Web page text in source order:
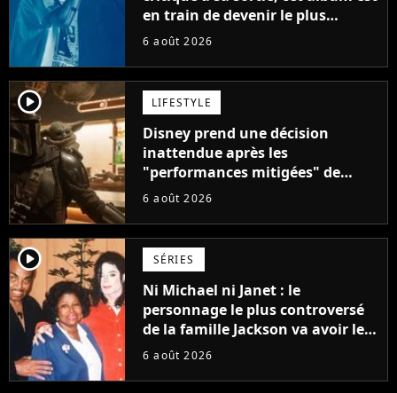
en train de devenir le plus
populaire de son auteur
6 août 2026
player2 LIFESTYLE
Disney prend une décision
inattendue après les
"performances mitigées" de
Vaiana et The Mandalorian &
6 août 2026
player2 SÉRIES
Ni Michael ni Janet : le
personnage le plus controversé
de la famille Jackson va avoir le
droit à sa propre série
6 août 2026